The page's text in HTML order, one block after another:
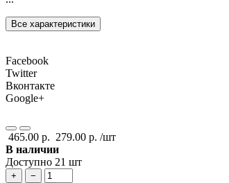
Все характеристики
Facebook
Twitter
Вконтакте
Google+
465.00 р. 279.00 р. /шт
В наличии
Доступно 21 шт
+
−